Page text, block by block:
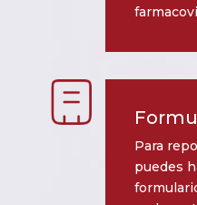
Para
puedes